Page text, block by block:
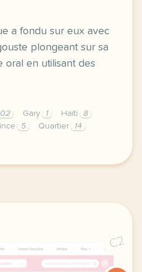
a fondu sur eux avec
plongeant sur sa
oral en utilisant des
Gary 1 Haïti
8
5 Quartier
14
button cursor
C2